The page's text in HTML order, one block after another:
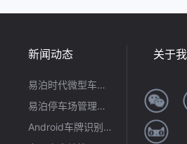
新闻动态
易泊时代微型车牌识别模组：小体积大能量，引领嵌入式识别新潮流
易泊停车场管理系统：不止合规开票，更是智慧运营全场景解决方案
Android车牌识别首选！易泊时代让移动识牌高效又便捷
关于